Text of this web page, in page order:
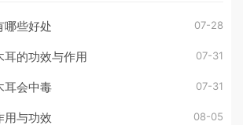
哪些好处 07-28
耳的功效与作用 07-31
耳会中毒 07-31
用与功效 08-05